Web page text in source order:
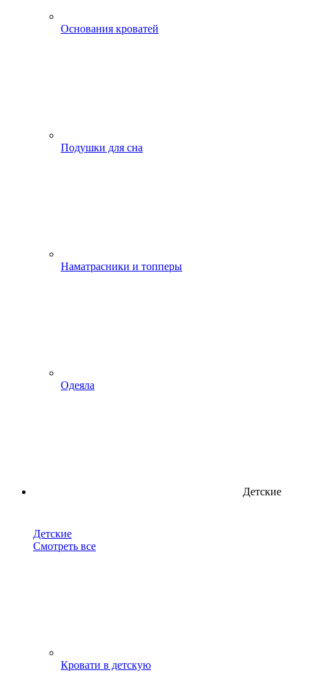
Основания кроватей
Подушки для сна
Наматрасники и топперы
Одеяла
Детские
Детские
Смотреть все
Кровати в детскую